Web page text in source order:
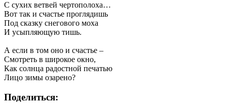
С сухих ветвей чертополоха…
Вот так и счастье проглядишь
Под сказку снегового моха
И усыпляющую тишь.
А если в том оно и счастье –
Смотреть в широкое окно,
Как солнца радостной печатью
Лицо зимы озарено?
Поделиться: